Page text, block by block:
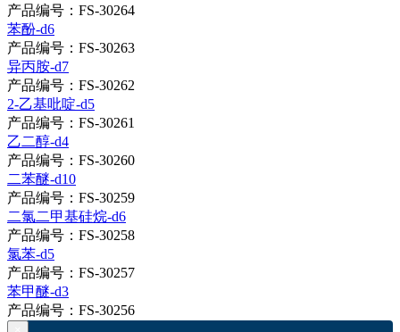
产品编号：FS-30264
苯酚-d6
产品编号：FS-30263
异丙胺-d7
产品编号：FS-30262
2-乙基吡啶-d5
产品编号：FS-30261
乙二醇-d4
产品编号：FS-30260
二苯醚-d10
产品编号：FS-30259
二氯二甲基硅烷-d6
产品编号：FS-30258
氯苯-d5
产品编号：FS-30257
苯甲醚-d3
产品编号：FS-30256